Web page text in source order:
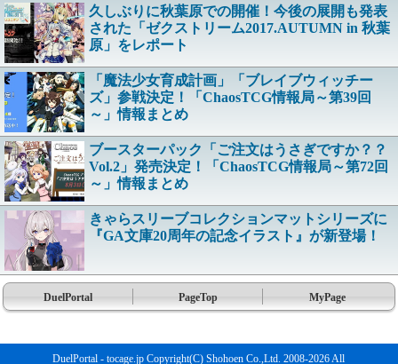
久しぶりに秋葉原での開催！今後の展開も発表
された「ゼクストリーム2017.AUTUMN in 秋葉
原」をレポート
「魔法少女育成計画」「ブレイブウィッチー
ズ」参戦決定！「ChaosTCG情報局～第39回
～」情報まとめ
ブースターパック「ご注文はうさぎですか？？
Vol.2」発売決定！「ChaosTCG情報局～第72回
～」情報まとめ
きゃらスリーブコレクションマットシリーズに
『GA文庫20周年の記念イラスト』が新登場！
DuelPortal PageTop MyPage
DuelPortal - tocage.jp Copyright(C) Shohoen Co.,Ltd. 2008-2026 All